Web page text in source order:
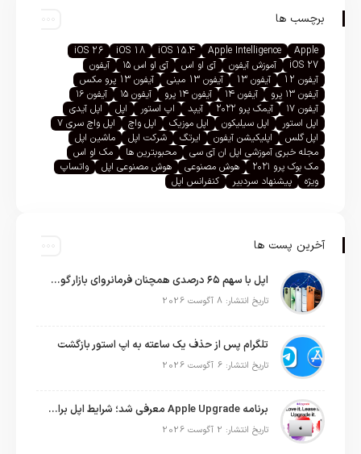
برچسب ها
Apple
Apple Intelligence
iOS 15.4
iOS 18
iOS 26
iOS 27
آموزش آیفون آی او اس آی او اس ۱۵
آیفون
آیفون 12
آیفون 13 آیفون 13 مینی
آیفون 13 پرو مکس
آیفون ۱۳ پرو
آیفون ۱۴ آیفون ۱۴ پرو آیفون ۱۵
آیفون ۱۶
آیفون ۱۷
آیمک پرو ۲۰۲۲ آیپد اپ استور اپل
اپل آیدی
اپل استور
اپل سیلیکون اپل موزیک اپل واچ
اپل واچ سری ۷
اپل گلس
اپلیکیشن آیفون ایرتگ شرکت اپل
ماشین اپل
مجله خبری آموزشی اپل ان آی سی
محبوبترین ها
مک او اس
مک بوک پرو ۲۰۲۱
هوش مصنوعی هوش مصنوعی اپل
واتساپ
ویژه
پیشنهاد سردبیر کنفرانس اپل
آخرین پست ها
اپل با سهم ۶۵ درصدی همچنان فرمانروای بازار گوشی‌های پریمیوم جهان است
تاریخ انتشار: 8 آگوست 2026
تلگرام پس از حذف یک ساعته به اپ استور بازگشت
تاریخ انتشار: 6 آگوست 2026
برنامه Apple Upgrade معرفی شد؛ شرایط اپل برای اجاره آیفون، آیپد، مک و اپل واچ
تاریخ انتشار: 2 آگوست 2026